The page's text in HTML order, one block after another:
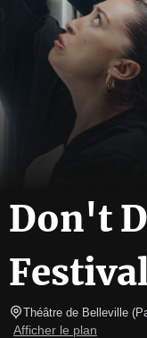
Don't
Théâtre de Belleville (
Afficher le plan